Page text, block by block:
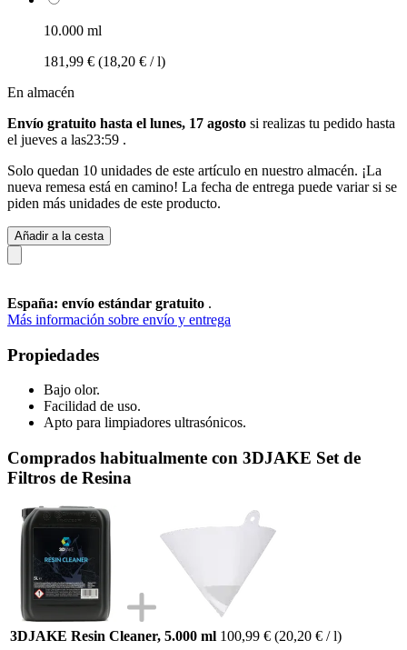
10.000 ml
181,99 € (18,20 € / l)
En almacén
Envío gratuito hasta el lunes, 17 agosto si realizas tu pedido hasta
el jueves a las23:59 .
Solo quedan 10 unidades de este artículo en nuestro almacén. ¡La
nueva remesa está en camino! La fecha de entrega puede variar si se
piden más unidades de este producto.
Añadir a la cesta
España: envío estándar gratuito .
Más información sobre envío y entrega
Propiedades
Bajo olor.
Facilidad de uso.
Apto para limpiadores ultrasónicos.
Comprados habitualmente con 3DJAKE Set de
Filtros de Resina
3DJAKE Resin Cleaner, 5.000 ml 100,99 € (20,20 € / l)